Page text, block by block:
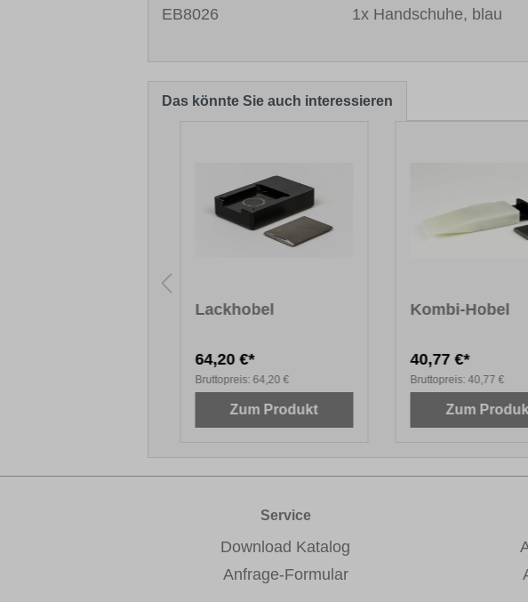
EB8026 1x Handschuhe, blau
Das könnte Sie auch interessieren
Lackhobel
64,20 €*
Bruttopreis: 64,20 €
Zum Produkt
Kombi-Hobel
40,77 €*
Bruttopreis: 40,77 €
Zum
Service
Download Katalog
Anfrage-Formular